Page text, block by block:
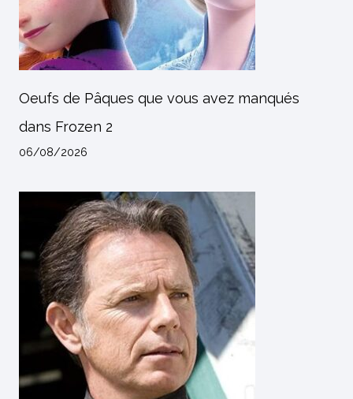
Oeufs de Pâques que vous avez manqués
dans Frozen 2
06/08/2026